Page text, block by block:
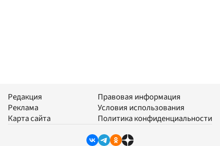
Редакция
Реклама
Карта сайта
Правовая информация
Условия использования
Политика конфиденциальности